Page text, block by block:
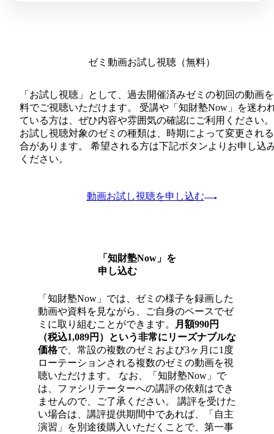
ゼミ動画お試し視聴（無料）
「お試し視聴」として、過去開催済みゼミの初回の動画
料でご視聴いただけます。 受講や「知財塾Now」を迷わ
ている方は、ぜひ内容や雰囲気の確認にご利用ください。
お試し視聴対象のゼミの種類は、時期によって変更され
合があります。 希望される方は下記ボタンよりお申し込
ください。
動画お試し視聴を申し込む
「知財塾Now」を
申し込む
「知財塾Now」では、ゼミの様子を録画した
動画や資料を見ながら、ご自身のペースでゼ
ミに取り組むことができます。
月額990円
（税込1,089円）という非常にリーズナブルな
価格で、常設の複数のゼミおよび3ヶ月に1度
ローテーションされる複数のゼミの動画を視
聴いただけます。 なお、「知財塾Now」で
は、ファシリテーターへの講評の依頼はでき
ませんので、ご了承ください。 講評を受けた
い場合は、講評提供期間中であれば、「自主
演習」を別途後購入いただくことで、第一事